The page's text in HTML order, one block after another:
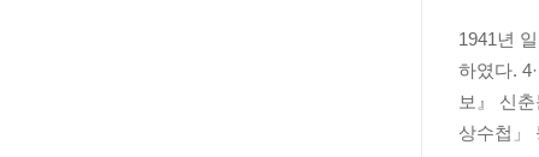
1941년
하였다.
보』 신
상수첩」